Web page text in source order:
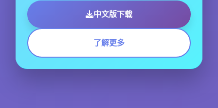
中文版下载
了解更多